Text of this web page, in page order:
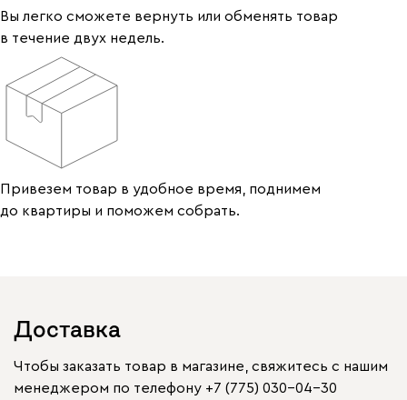
Вы легко сможете вернуть или обменять товар
в течение двух недель.
Привезем товар в удобное время, поднимем
до квартиры и поможем собрать.
Доставка
Чтобы заказать товар в магазине, свяжитесь с нашим
менеджером по телефону +7 (775) 030-04-30